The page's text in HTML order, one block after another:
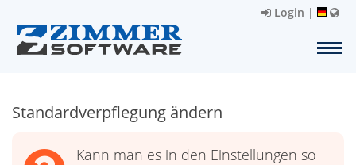
Login |
Standardverpflegung ändern
Kann man es in den Einstellungen so